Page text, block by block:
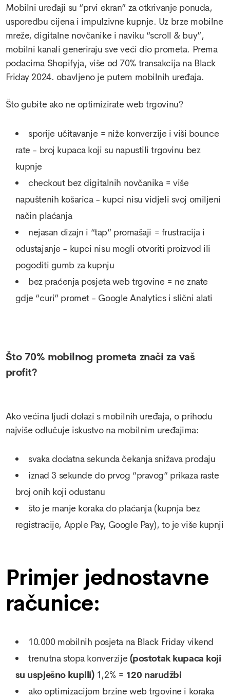
Mobilni uređaji su “prvi ekran” za otkrivanje ponuda,
usporedbu cijena i impulzivne kupnje. Uz brze mobilne
mreže, digitalne novčanike i naviku “scroll & buy”,
mobilni kanali generiraju sve veći dio prometa. Prema
podacima Shopifyja, više od 70% transakcija na Black
Friday 2024. obavljeno je putem mobilnih uređaja.
Što gubite ako ne optimizirate web trgovinu?
sporije učitavanje = niže konverzije i viši bounce
rate - broj kupaca koji su napustili trgovinu bez
kupnje
checkout bez digitalnih novčanika = više
napuštenih košarica - kupci nisu vidjeli svoj omiljeni
način plaćanja
nejasan dizajn i “tap” promašaji = frustracija i
odustajanje - kupci nisu mogli otvoriti proizvod ili
pogoditi gumb za kupnju
bez praćenja posjeta web trgovine = ne znate
gdje “curi” promet - Google Analytics i slični alati
Što 70% mobilnog prometa znači za vaš
profit?
Ako većina ljudi dolazi s mobilnih uređaja, o prihodu
najviše odlučuje iskustvo na mobilnim uređajima:
svaka dodatna sekunda čekanja snižava prodaju
iznad 3 sekunde do prvog “pravog” prikaza raste
broj onih koji odustanu
što je manje koraka do plaćanja (kupnja bez
registracije, Apple Pay, Google Pay), to je više kupnji
Primjer jednostavne
računice:
10.000 mobilnih posjeta na Black Friday vikend
trenutna stopa konverzije (postotak kupaca koji
su uspješno kupili)1,2% = 120 narudžbi
ako optimizacijom brzine web trgovine i koraka